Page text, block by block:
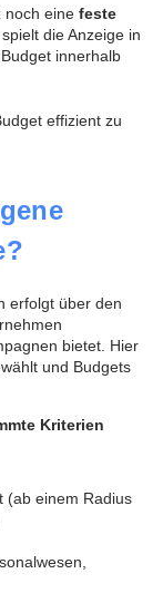
noch eine feste
die Anzeige in
innerhalb
effizient zu
erfolgt über den
bietet. Hier
und Budgets
Kriterien
(ab einem Radius